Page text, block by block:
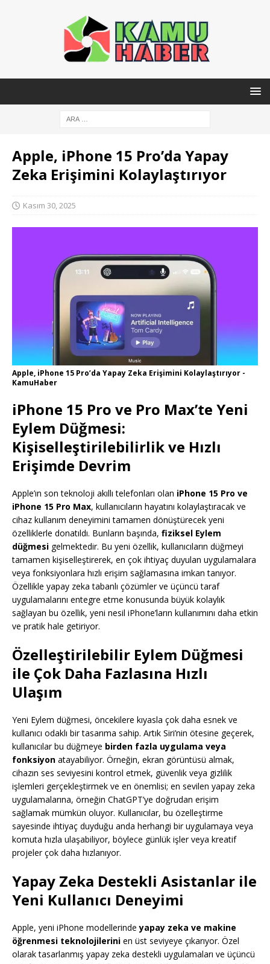
Apple, iPhone 15 Pro’da Yapay
Zeka Erişimini Kolaylaştırıyor
Kasım 30, 2025
Apple, iPhone 15 Pro’da Yapay Zeka Erişimini Kolaylaştırıyor -
KamuHaber
iPhone 15 Pro ve Pro Max’te Yeni
Eylem Düğmesi:
Kişiselleştirilebilirlik ve Hızlı
Erişimde Devrim
Apple’ın son teknoloji akıllı telefonları olan iPhone 15 Pro ve
iPhone 15 Pro Max, kullanıcıların hayatını kolaylaştıracak ve
cihaz kullanım deneyimini tamamen dönüştürecek yeni
özelliklerle donatıldı. Bunların başında, fiziksel Eylem
düğmesi gelmektedir. Bu yeni özellik, kullanıcıların düğmeyi
tamamen kişiselleştirerek, en çok ihtiyaç duyulan uygulamalara
veya fonksiyonlara hızlı erişim sağlamasına imkan tanıyor.
Özellikle yapay zeka tabanlı çözümler ve üçüncü taraf
uygulamalarını entegre etme konusunda büyük kolaylık
sağlayan bu özellik, yeni nesil iPhone’ların kullanımını daha etkin
ve pratik hale getiriyor.
Özelleştirilebilir Eylem Düğmesi
ile Çok Daha Fazlasına Hızlı
Ulaşım
Yeni Eylem düğmesi, öncekilere kıyasla çok daha esnek ve
kullanıcı odaklı bir tasarıma sahip. Artık Siri’nin ötesine geçerek,
kullanıcılar bu düğmeye birden fazla uygulama veya
fonksiyon atayabiliyor. Örneğin, ekran görüntüsü almak,
cihazın ses seviyesini kontrol etmek, güvenlik veya gizlilik
işlemleri gerçekleştirmek ve en önemlisi; en sevilen yapay zeka
uygulamalarına, örneğin ChatGPT’ye doğrudan erişim
sağlamak mümkün oluyor. Kullanıcılar, bu özelleştirme
sayesinde ihtiyaç duyduğu anda herhangi bir uygulamaya veya
komuta hızla ulaşabiliyor, böylece günlük işler veya kreatif
projeler çok daha hızlanıyor.
Yapay Zeka Destekli Asistanlar ile
Yeni Kullanıcı Deneyimi
Apple, yeni iPhone modellerindeyapay zeka ve makine
öğrenmesi teknolojilerini en üst seviyeye çıkarıyor. Özel
olarak tasarlanmış yapay zeka destekli uygulamaları ve üçüncü